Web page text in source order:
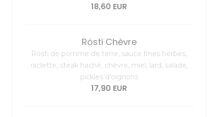
18,60 EUR
Rösti Chèvre
Rösti de pomme de terre, sauce fines herbes,
raclette, steak haché, chèvre, miel, lard, salade,
pickles d'oignons
17,90 EUR